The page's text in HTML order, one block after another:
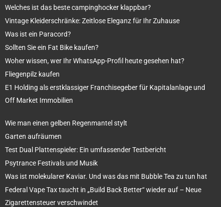
Welches ist das beste campinghocker klappbar?
Vintage Kleiderschränke: Zeitlose Eleganz für Ihr Zuhause
Was ist ein Paracord?
Sollten Sie ein Fat Bike kaufen?
Woher wissen, wer Ihr WhatsApp-Profil heute gesehen hat?
Fliegenpilz kaufen
E1 Holding als erstklassiger Franchisegeber für Kapitalanlage und
Off Market Immobilien
Wie man einen gelben Regenmantel stylt
Garten aufräumen
Test Dual Plattenspieler: Ein umfassender Testbericht
Psytrance Festivals und Musik
Was ist molekularer Kaviar. Und was das mit Bubble Tea zu tun hat
Federal Vape Tax taucht in „Build Back Better“ wieder auf – Neue
Zigarettensteuer verschwindet